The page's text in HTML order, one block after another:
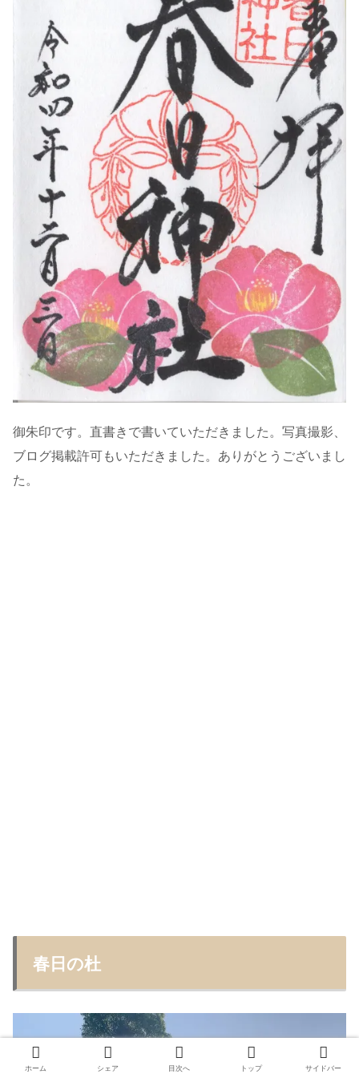
御朱印です。直書きで書いていただきました。写真撮影、
ブログ掲載許可もいただきました。ありがとうございまし
た。
春日の杜
ホーム シェア 目次へ トップ サイドバー